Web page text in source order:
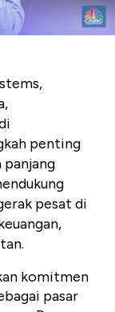
penting
panjang
pesat di
komitmen
pasar